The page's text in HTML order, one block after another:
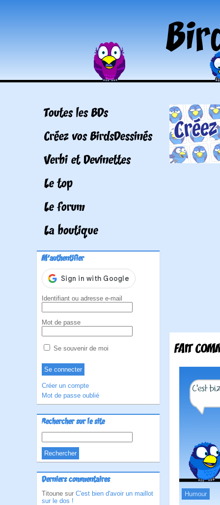
Toutes les BDs
Créez vos BirdsDessinés
Verbi et Devinettes
Le top
Le forum
La boutique
M'authentifier
Identifiant ou adresse e-mail
Mot de passe
Se souvenir de moi
Créer un compte
Mot de passe oublié
Rechercher sur le site
Derniers commentaires
Titoune sur C'est bien d'avoir un maillot
sur le dos !
FAIT
Humour